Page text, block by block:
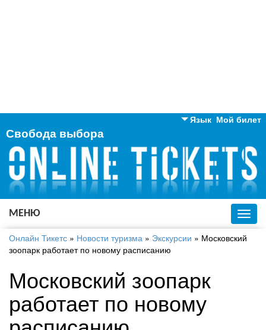
Мой билет
Язык
Английский
Русский
Украинский
Свобода выбора
МЕНЮ
Онлайн Тикетс » Новости туризма » Экскурсии » Московский
зоопарк работает по новому расписанию
Московский зоопарк
работает по новому